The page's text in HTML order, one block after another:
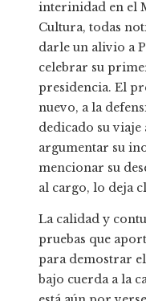
interinidad en el
Cultura, todas
darle un alivio a
celebrar su
presidencia. El
nuevo, a la
dedicado su viaje
argumentar su
mencionar su
al cargo, lo deja
La calidad y
pruebas que
para demostrar
bajo cuerda a la